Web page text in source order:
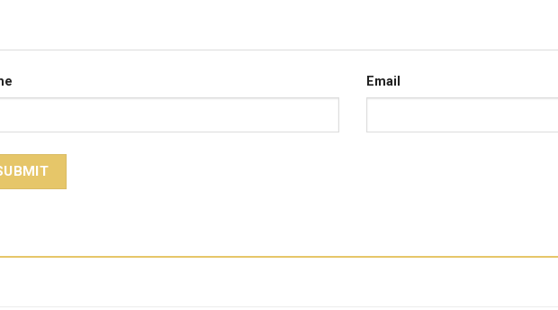
Email